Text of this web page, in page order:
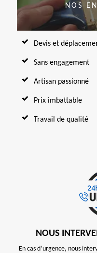
NOS
Devis et
Sans engagement
Artisan passionné
Prix imbattable
Travail de qualité
NOUS
En cas d’urgence, nous